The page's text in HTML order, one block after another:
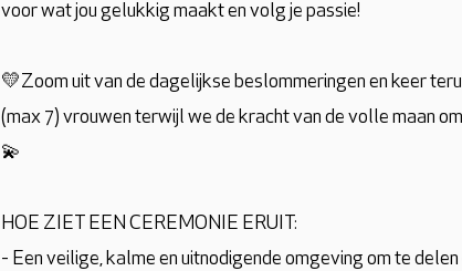
voor wat jou gelukkig maakt en volg je passie!
💛Zoom uit van de dagelijkse beslommeringen en keer
(max 7) vrouwen terwijl we de kracht van de volle maan
💫
HOE ZIET EEN CEREMONIE ERUIT:
- Een veilige, kalme en uitnodigende omgeving om te delen